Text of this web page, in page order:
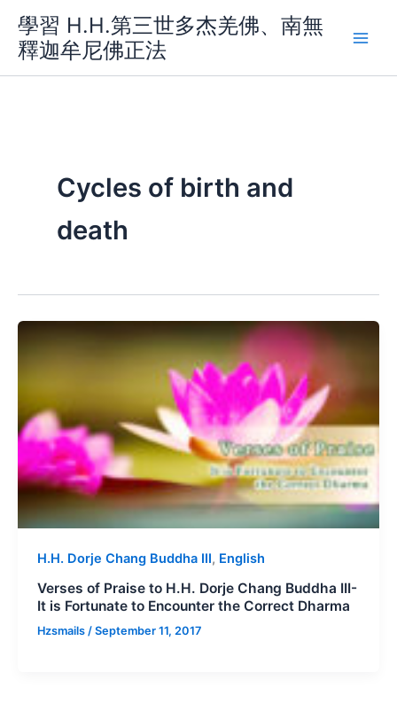
content
學習 H.H.第三世多杰羌佛、南無
釋迦牟尼佛正法
Cycles of birth and
death
H.H. Dorje Chang Buddha III, English
Verses of Praise to H.H. Dorje Chang Buddha III-
It is Fortunate to Encounter the Correct Dharma
Hzsmails / September 11, 2017